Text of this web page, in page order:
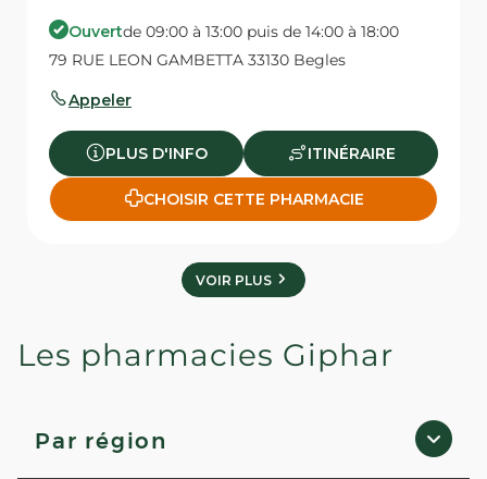
Ouvertde 09:00 à 13:00 puis de 14:00 à 18:00
79 RUE LEON GAMBETTA 33130 Begles
Appeler
PLUS D'INFO ITINÉRAIRE
CHOISIR CETTE PHARMACIE
VOIR PLUS
Les pharmacies Giphar
Par région